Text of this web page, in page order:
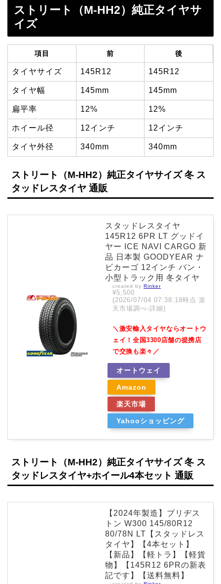
ストリート（M-HH2）純正タイヤサ
イズ
項目 前 後
タイヤサイズ 145R12 145R12
タイヤ幅 145mm 145mm
扁平率 12% 12%
ホイール径 12インチ 12インチ
タイヤ外径 340mm 340mm
ストリート（M-HH2）純正タイヤサイズ 冬 ス
タッドレスタイヤ 通販
スタッドレスタイヤ
145R12 6PR LT グッドイ
ヤー ICE NAVI CARGO 新
品 日本製 GOODYEAR ナ
ビカーゴ 12インチ バン・
小型トラック用 冬タイヤ
created by Rinker
¥5,500
(2026/07/04 07:38:18時点 楽
天市場調べ-詳細)
＼激安輸入タイヤならオートウ
ェイ！全国3300店舗の提携店
で交換も楽々／
オートウェイ
Amazon
楽天市場
Yahooショッピング
ストリート（M-HH2）純正タイヤサイズ 冬 ス
タッドレスタイヤ+ホイール4本セット 通販
【2024年製造】ブリヂス
トン W300 145/80R12
80/78N LT【スタッドレス
タイヤ】【4本セット】
【新品】【軽トラ】【軽貨
物】【145R12 6PRの新表
記です】【送料無料】